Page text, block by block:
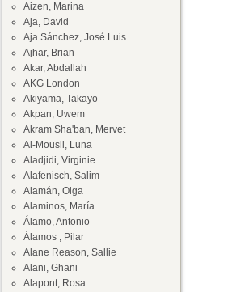
Aizen, Marina
Aja, David
Aja Sánchez, José Luis
Ajhar, Brian
Akar, Abdallah
AKG London
Akiyama, Takayo
Akpan, Uwem
Akram Sha'ban, Mervet
Al-Mousli, Luna
Aladjidi, Virginie
Alafenisch, Salim
Alamán, Olga
Alaminos, María
Álamo, Antonio
Álamos , Pilar
Alane Reason, Sallie
Alani, Ghani
Alapont, Rosa